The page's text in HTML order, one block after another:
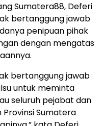
Sumatera88, Deferi
bertanggung jawab
penipuan pihak
dengan mengatas
bertanggung jawab
untuk meminta
seluruh pejabat dan
Sumatera